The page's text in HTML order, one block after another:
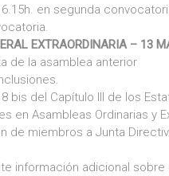
en segunda
EXTRAORDINARIA – 13
de la asamblea anterior
bis del Capítulo III de los
en Asambleas Ordinarias y
de miembros a Junta
información adicional sobre